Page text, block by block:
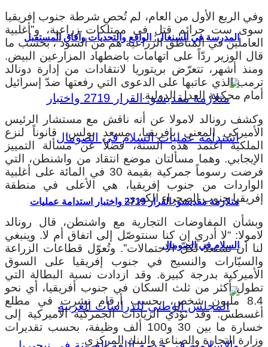
المدرسة في السنغال: الواقع والتحديات وآفاق المستقبل
متلازمة مقديشو: القرار 2719 واختبار استدامة عمليات
السلام في الصومال
وفي الربع الأول من العام، لم تُحصِ شرطة جنوب إفريقيا
سوى ست جرائم قتل في ممتلكات زراعية، و”أغلبية
العاملين في المناطق الزراعية هم من السود”، بحسب ما
قال الوزير ردّاً على اتهامات باضطهاد المزارعين البيض.
ومنذ أشهر، تتعرّض بريتوريا لانتقادات من إدارة دونالد
ترمب الذي عاتبها على الدعوى التي رفعتها ضدّ إسرائيل
أمام محكمة العدل الدولية.
وكشف رونالد لامولا عن أنه ناقش مع مستشار الرئيس
الأميركي المعني بإفريقيا، مسعد بولس، قانوناً لنزع
الملكية اعتُمد هذه السنة، فضلاً عن مسألة التمييز
الإيجابي. وهما مسألتان موضع انتقاد من واشنطن، التي
فرضت رسوماً جمركية بقيمة 30 في المائة على أغلبية
الواردات من جنوب إفريقيا، هي الأعلى في منطقة
إفريقيا جنوب الصحراء الكبرى.
وبشأن المفاوضات التجارية مع واشنطن، قال رونالد
لامولا: “لا أدري إن كنا سنتوصّل إلى اتفاق أم لا. وينبغي
لنا أن نستعدّ لكلّ الاحتمالات”. وتُعوّل قطاعات الزراعة
والسيّارات والنسيج في جنوب إفريقيا على السوق
الأميركية بدرجة كبيرة. وقد ازدادت نسبة البطالة التي
تطول أكثر من ثلث السكان في جنوب أفريقيا، أي نحو
8.4 مليون شخص، بحسب أرقام نشرت في مطلع
أغسطس.وقد تؤدّي الزيادات الجمركية الأميركية إلى
خسارة ما بين 30 و100 ألف وظيفة، بحسب تقديرات
وزارة التجارة والصناعة والبنك المركزي.